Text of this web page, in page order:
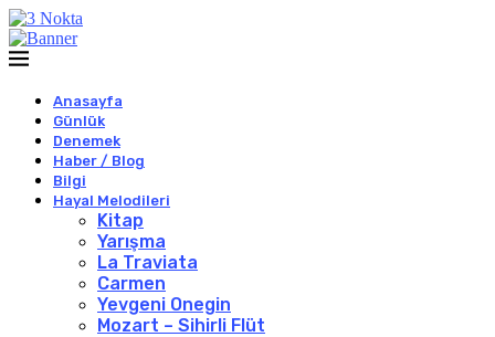
Anasayfa
Günlük
Denemek
Haber / Blog
Bilgi
Hayal Melodileri
Kitap
Yarışma
La Traviata
Carmen
Yevgeni Onegin
Mozart – Sihirli Flüt